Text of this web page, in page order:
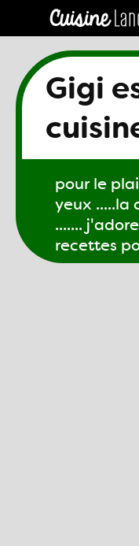
Gigi
pour le
yeux .....la
.......
recettes